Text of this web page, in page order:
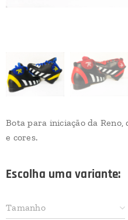
Bota para iniciação da
e cores.
Escolha uma variante:
Tamanho